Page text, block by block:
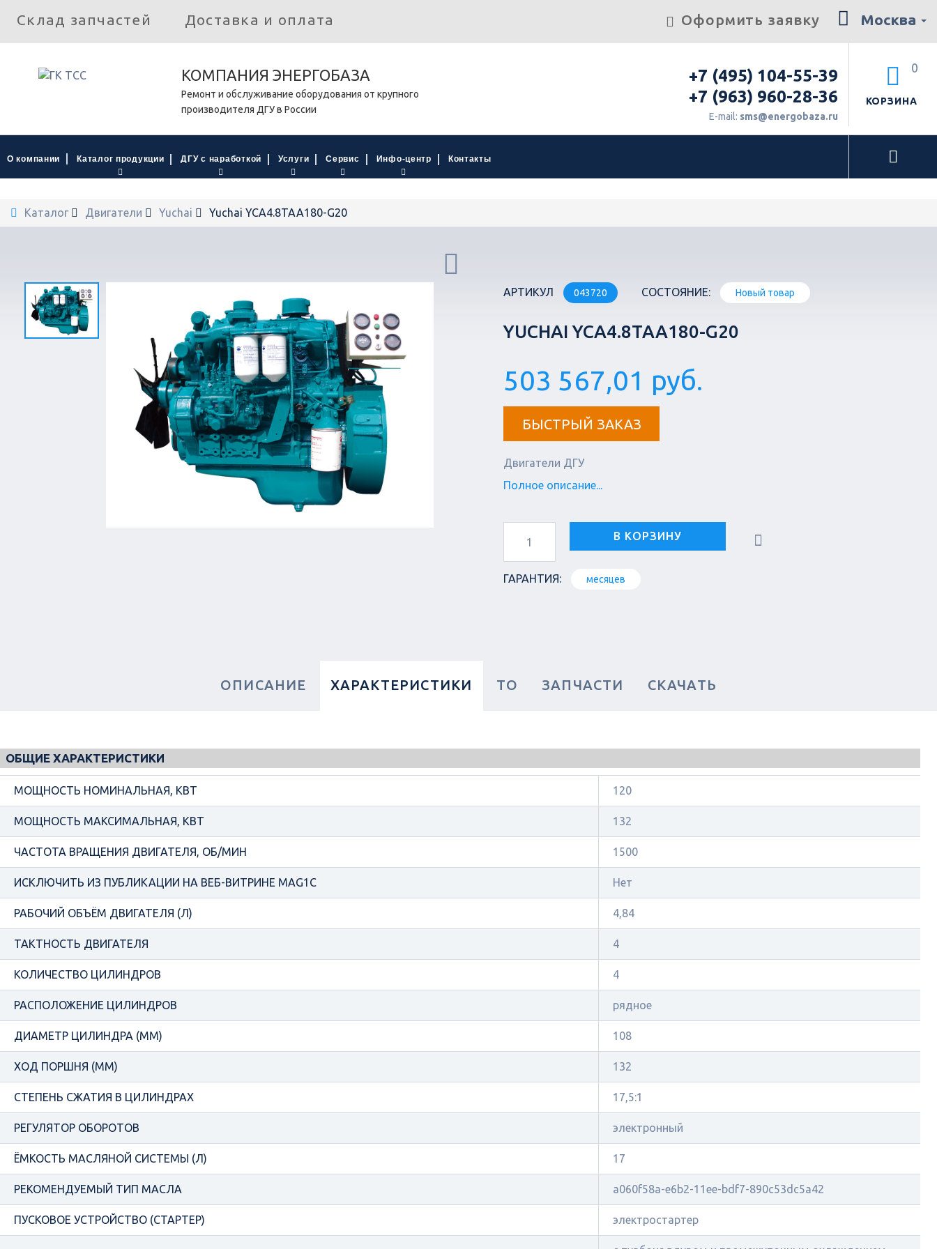
Москва
Склад запчастей Доставка и оплата Оформить заявку
КОМПАНИЯ ЭНЕРГОБАЗА
Ремонт и обслуживание оборудования от крупного
производителя ДГУ в России
КОРЗИНА
0
+7 (495) 104-55-39
+7 (963) 960-28-36
E-mail: sms@energobaza.ru
О компании Каталог продукции ДГУ с наработкой Услуги Сервис Инфо-центр Контакты
Каталог Двигатели Yuchai Yuchai YCA4.8TAA180-G20
АРТИКУЛ 043720 СОСТОЯНИЕ: Новый товар
YUCHAI YCA4.8TAA180-G20
503 567,01 руб.
БЫСТРЫЙ ЗАКАЗ
Двигатели ДГУ
Полное описание...
В КОРЗИНУ
ГАРАНТИЯ: месяцев
ОПИСАНИЕ ХАРАКТЕРИСТИКИ ТО ЗАПЧАСТИ СКАЧАТЬ
ОБЩИЕ ХАРАКТЕРИСТИКИ
МОЩНОСТЬ НОМИНАЛЬНАЯ, КВТ 120
МОЩНОСТЬ МАКСИМАЛЬНАЯ, КВТ 132
ЧАСТОТА ВРАЩЕНИЯ ДВИГАТЕЛЯ, ОБ/МИН 1500
ИСКЛЮЧИТЬ ИЗ ПУБЛИКАЦИИ НА ВЕБ-ВИТРИНЕ MAG1C Нет
РАБОЧИЙ ОБЪЁМ ДВИГАТЕЛЯ (Л) 4,84
ТАКТНОСТЬ ДВИГАТЕЛЯ 4
КОЛИЧЕСТВО ЦИЛИНДРОВ 4
РАСПОЛОЖЕНИЕ ЦИЛИНДРОВ рядное
ДИАМЕТР ЦИЛИНДРА (ММ) 108
ХОД ПОРШНЯ (ММ) 132
СТЕПЕНЬ СЖАТИЯ В ЦИЛИНДРАХ 17,5:1
РЕГУЛЯТОР ОБОРОТОВ электронный
ЁМКОСТЬ МАСЛЯНОЙ СИСТЕМЫ (Л) 17
РЕКОМЕНДУЕМЫЙ ТИП МАСЛА a060f58a-e6b2-11ee-bdf7-890c53dc5a42
ПУСКОВОЕ УСТРОЙСТВО (СТАРТЕР) электростартер